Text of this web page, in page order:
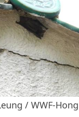
/ WWF-